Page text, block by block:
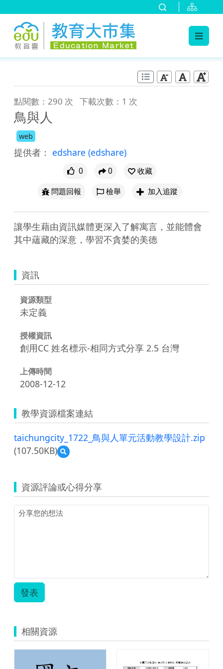
點閱數：290 次 下載次數：1 次
鳥與人
web
提供者： edshare (edshare)
0 0
收藏
問題回報
檢舉 加入追蹤
讓學生藉由資訊媒體更深入了解寓言，並能體會
其中蘊藏的深意，學習不貪婪的美德
資訊
資源類型
未定義
授權資訊
創用CC 姓名標示-相同方式分享 2.5 台灣
上傳時間
2008-12-12
教學資源檔案連結
taichungcity_1722_鳥與人單元活動教學設計.zip
(107.50KB)
預
覽
與
人
單
資源評論或心得分享
發表
相關資源